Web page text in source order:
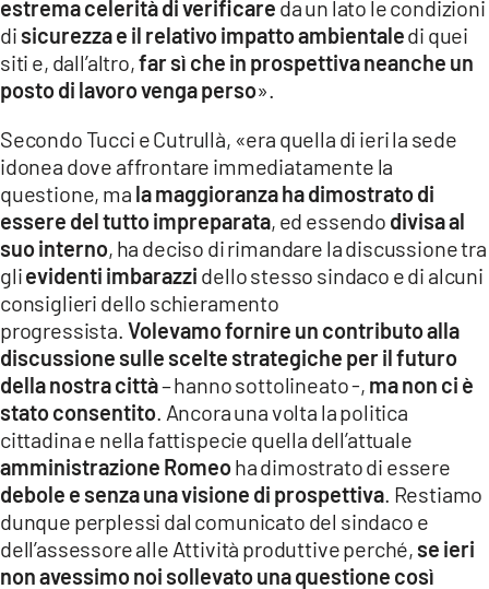
APPLE
estrema celerità di verificare da un lato le condizioni
di sicurezza e il relativo impatto ambientaledi quei
siti e, dall’altro,far sì che in prospettiva neanche un
posto di lavoro venga perso».
Secondo Tucci e Cutrullà, «era quella di ieri la sede
idonea dove affrontare immediatamente la
questione, ma la maggioranza ha dimostrato di
essere del tutto impreparata, ed essendo divisa al
suo interno, ha deciso di rimandare la discussione tra
glievidenti imbarazzi dello stesso sindaco e di alcuni
consiglieri dello schieramento
progressista. Volevamo fornire un contributo alla
discussione sulle scelte strategiche per il futuro
della nostra città– hanno sottolineato -, ma non ci è
stato consentito. Ancora una volta la politica
cittadina e nella fattispecie quella dell’attuale
amministrazione Romeoha dimostrato di essere
debole e senza una visione di prospettiva. Restiamo
dunque perplessi dal comunicato del sindaco e
dell’assessore alle Attività produttive perché, se ieri
non avessimo noi sollevato una questione così